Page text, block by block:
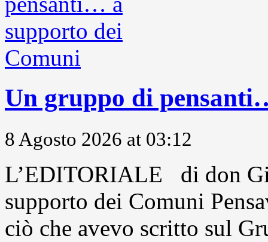
Un gruppo di
8 Agosto 2026 at 03:12
L’EDITORIALE di don
supporto dei Comuni
ciò che avevo scritto sul